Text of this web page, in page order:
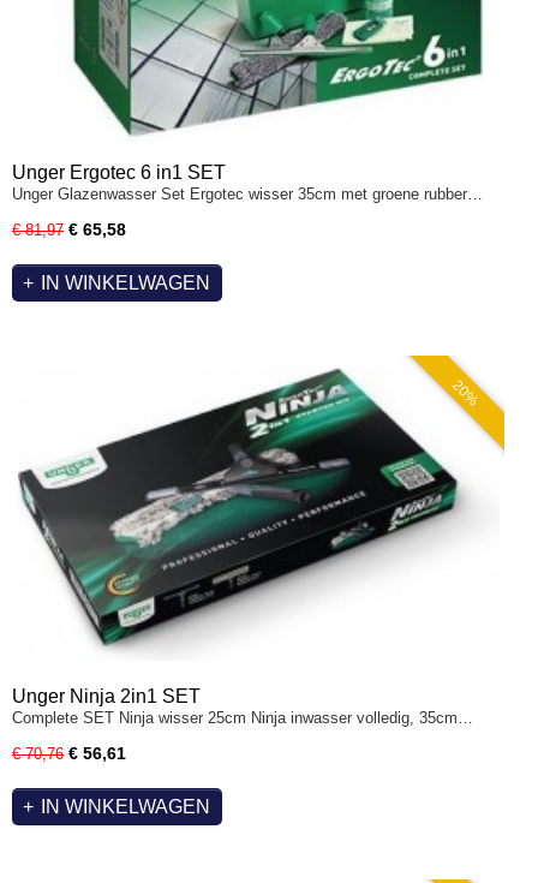
Unger Ergotec 6 in1 SET
Unger Glazenwasser Set Ergotec wisser 35cm met groene rubber…
€ 81,97 € 65,58
IN WINKELWAGEN
20%
Unger Ninja 2in1 SET
Complete SET Ninja wisser 25cm Ninja inwasser volledig, 35cm…
€ 70,76 € 56,61
IN WINKELWAGEN